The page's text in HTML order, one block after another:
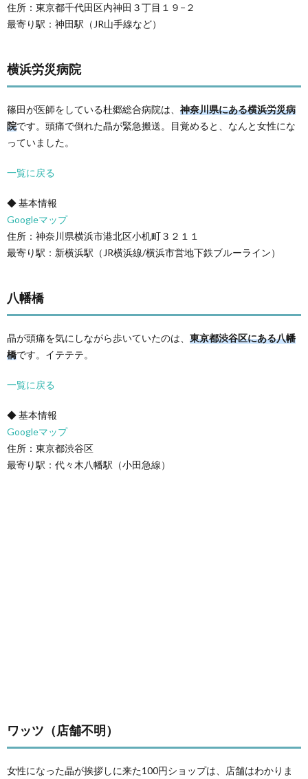
住所：東京都千代田区内神田３丁目１９−２
最寄り駅：神田駅（JR山手線など）
横浜労災病院
篠田が医師をしている杜郷総合病院は、 神奈川県にある横浜労災病
院です。頭痛で倒れた晶が緊急搬送。目覚めると、なんと女性にな
っていました。
一覧に戻る
◆ 基本情報
Googleマップ
住所：神奈川県横浜市港北区小机町３２１１
最寄り駅：新横浜駅（JR横浜線/横浜市営地下鉄ブルーライン）
八幡橋
晶が頭痛を気にしながら歩いていたのは、 東京都渋谷区にある八幡
橋です。イテテテ。
一覧に戻る
◆ 基本情報
Googleマップ
住所：東京都渋谷区
最寄り駅：代々木八幡駅（小田急線）
ワッツ（店舗不明）
女性になった晶が挨拶しに来た100円ショップは、店舗はわかりま